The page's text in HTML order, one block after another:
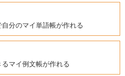
分のマイ単語帳が作れる
マイ例文帳が作れる